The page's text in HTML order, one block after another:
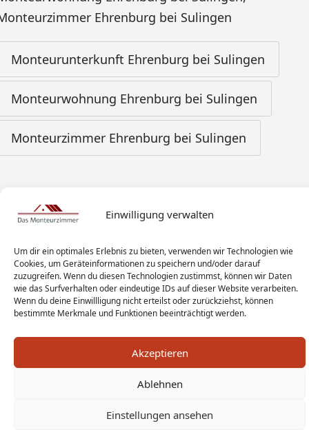
Einwilligung verwalten
Um dir ein optimales Erlebnis zu bieten, verwenden wir Technologien wie
Cookies, um Geräteinformationen zu speichern und/oder darauf
zuzugreifen. Wenn du diesen Technologien zustimmst, können wir Daten
wie das Surfverhalten oder eindeutige IDs auf dieser Website verarbeiten.
Wenn du deine Einwillligung nicht erteilst oder zurückziehst, können
bestimmte Merkmale und Funktionen beeinträchtigt werden.
Akzeptieren
Ablehnen
Einstellungen ansehen
Ehrenburg bei Sulingen
Monteurunterkunft Ehrenburg bei Sulingen
Monteurwohnung Ehrenburg bei Sulingen
Monteurzimmer Ehrenburg bei Sulingen
Impressum